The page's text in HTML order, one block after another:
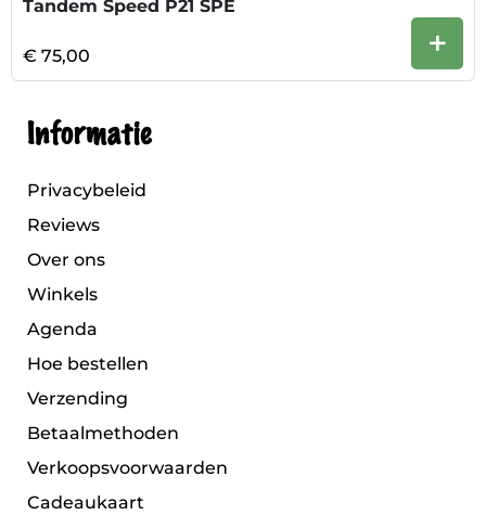
Tandem Speed P21 SPE
€ 75,00 +
Informatie
Privacybeleid
Reviews
Over ons
Winkels
Agenda
Hoe bestellen
Verzending
Betaalmethoden
Verkoopsvoorwaarden
Cadeaukaart